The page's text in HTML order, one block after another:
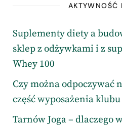
AKTYWNOŚĆ
Suplementy diety a
sklep z odżywkami i z
Whey 100
Czy można odpoczywać
część wyposażenia
Tarnów Joga – dlaczego